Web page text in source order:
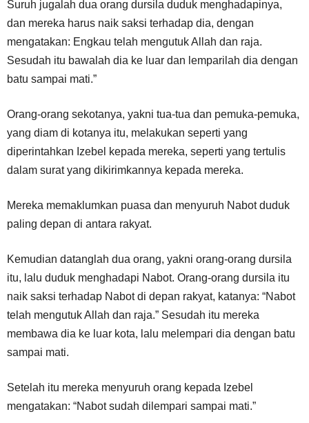
Suruh jugalah dua orang dursila duduk menghadapinya,
dan mereka harus naik saksi terhadap dia, dengan
mengatakan: Engkau telah mengutuk Allah dan raja.
Sesudah itu bawalah dia ke luar dan lemparilah dia dengan
batu sampai mati.”
Orang-orang sekotanya, yakni tua-tua dan pemuka-pemuka,
yang diam di kotanya itu, melakukan seperti yang
diperintahkan Izebel kepada mereka, seperti yang tertulis
dalam surat yang dikirimkannya kepada mereka.
Mereka memaklumkan puasa dan menyuruh Nabot duduk
paling depan di antara rakyat.
Kemudian datanglah dua orang, yakni orang-orang dursila
itu, lalu duduk menghadapi Nabot. Orang-orang dursila itu
naik saksi terhadap Nabot di depan rakyat, katanya: “Nabot
telah mengutuk Allah dan raja.” Sesudah itu mereka
membawa dia ke luar kota, lalu melempari dia dengan batu
sampai mati.
Setelah itu mereka menyuruh orang kepada Izebel
mengatakan: “Nabot sudah dilempari sampai mati.”